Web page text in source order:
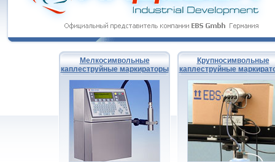
Мелкосимвольные
каплеструйные маркираторы
Крупносимвольные
каплеструйные